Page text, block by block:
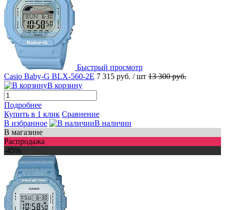
Быстрый просмотр
Casio Baby-G BLX-560-2E 7 315 руб. / шт 13 300 руб.
В корзину
Подробнее
Купить в 1 клик Сравнение
В избранное
В наличии
В магазине
Распродажа
-45%